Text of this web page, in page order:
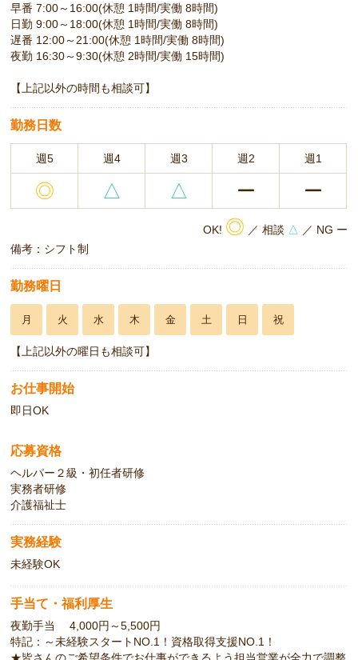
早番 7:00～16:00(休憩 1時間/実働 8時間)
日勤 9:00～18:00(休憩 1時間/実働 8時間)
遅番 12:00～21:00(休憩 1時間/実働 8時間)
夜勤 16:30～9:30(休憩 2時間/実働 15時間)
【上記以外の時間も相談可】
勤務日数
週5 週4 週3 週2 週1
◎ △ △ ー ー
OK! ◎ ／ 相談 △ ／ NG ー
備考：シフト制
勤務曜日
月 火 水 木 金 土 日 祝
【上記以外の曜日も相談可】
お仕事開始
即日OK
応募資格
ヘルパー２級・初任者研修
実務者研修
介護福祉士
実務経験
未経験OK
手当て・福利厚生
夜勤手当 4,000円～5,500円
特記：～未経験スタートNO.1！資格取得支援NO.1！